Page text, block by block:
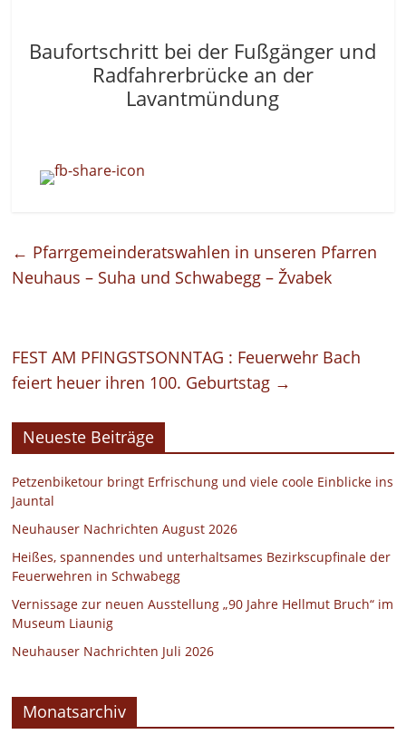
Baufortschritt bei der Fußgänger und
Radfahrerbrücke an der
Lavantmündung
← Pfarrgemeinderatswahlen in unseren Pfarren
Neuhaus – Suha und Schwabegg – Žvabek
FEST AM PFINGSTSONNTAG : Feuerwehr Bach
feiert heuer ihren 100. Geburtstag →
Neueste Beiträge
Petzenbiketour bringt Erfrischung und viele coole Einblicke ins
Jauntal
Neuhauser Nachrichten August 2026
Heißes, spannendes und unterhaltsames Bezirkscupfinale der
Feuerwehren in Schwabegg
Vernissage zur neuen Ausstellung „90 Jahre Hellmut Bruch“ im
Museum Liaunig
Neuhauser Nachrichten Juli 2026
Monatsarchiv